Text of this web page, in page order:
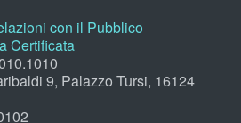
con il Pubblico
Certificata
9, Palazzo Tursi, 16124